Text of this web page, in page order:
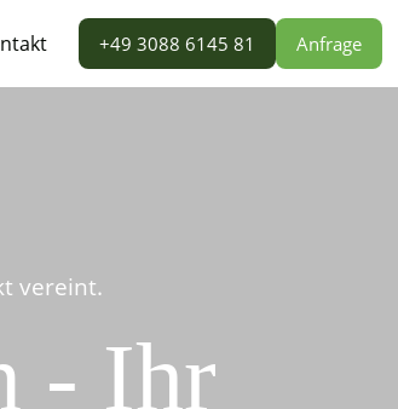
+49 3088 6145 81 Anfrage
vereint.
- Ihr